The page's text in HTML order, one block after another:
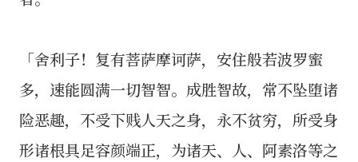
「舍利子！复有菩萨摩诃萨，安住般若波罗蜜
多，速能圆满一切智智。成胜智故，常不坠堕诸
险恶趣，不受下贱人天之身，永不贫穷，所受身
形诸根具足容颜端正，为诸天、人、阿素洛等之